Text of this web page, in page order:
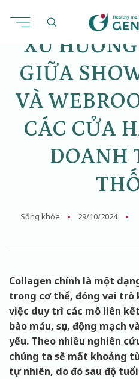
XU
GIỮA
VÀ
CÁC CỬA
DOANH
Sống khỏe 29/10/2024
Collagen chính là một
trong cơ thể, đóng vai
việc duy trì các mô liên
bào máu, sụn, động mạch
yếu. Theo nhiều nghiên
chúng ta sẽ mất khoảng
tự nhiên, do đó sau độ